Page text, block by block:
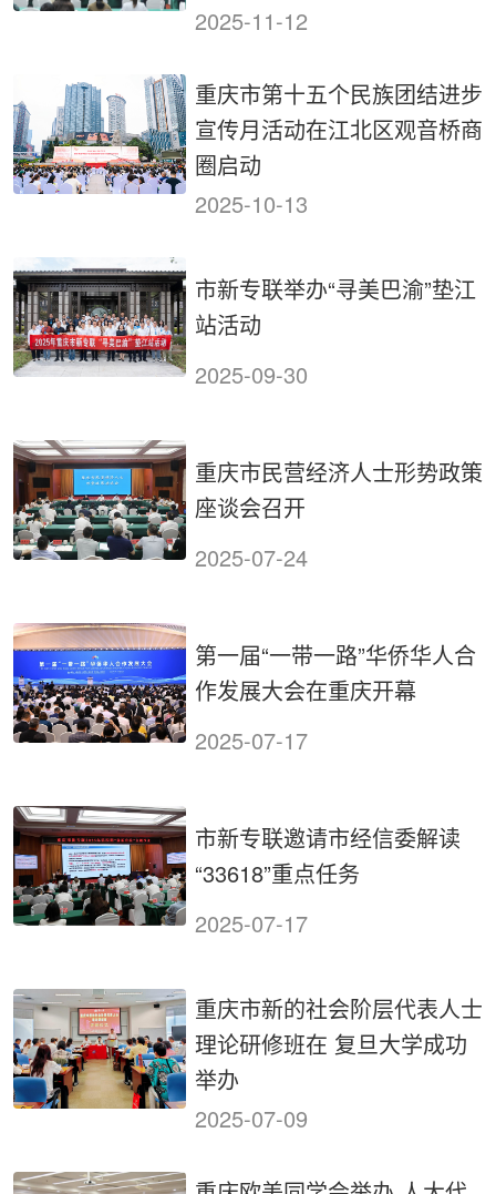
2025-11-12
重庆市第十五个民族团结进步
宣传月活动在江北区观音桥商
圈启动
2025-10-13
市新专联举办“寻美巴渝”垫江
站活动
2025-09-30
重庆市民营经济人士形势政策
座谈会召开
2025-07-24
第一届“一带一路”华侨华人合
作发展大会在重庆开幕
2025-07-17
市新专联邀请市经信委解读
“33618”重点任务
2025-07-17
重庆市新的社会阶层代表人士
理论研修班在 复旦大学成功
举办
2025-07-09